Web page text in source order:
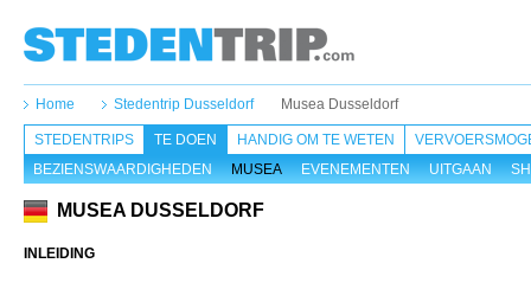
Home Stedentrip Dusseldorf Musea Dusseldorf
STEDENTRIPS
TE DOEN
BEZIENSWAARDIGHEDEN
MUSEA EVENEMENTEN UITGAAN
HANDIG OM TE WETEN
MUSEA DUSSELDORF
INLEIDING